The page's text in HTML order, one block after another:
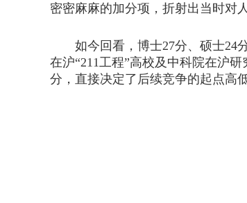
密密麻麻的加分项，折射出当时对
如今回看，博士27分、硕士24分
在沪“211工程”高校及中科院在沪
分，直接决定了后续竞争的起点高低